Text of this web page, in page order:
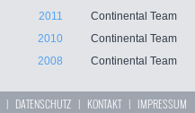
2011
Continental Team
2010
Continental Team
2008 Continental Team
| DATENSCHUTZ | KONTAKT| IMPRESSUM